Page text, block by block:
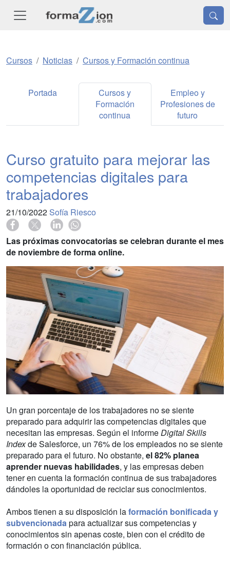
Cursos Noticias Cursos y Formación continua
Portada
Cursos y
Formación
continua
Empleo y
Profesiones de
futuro
Curso gratuito para mejorar las
competencias digitales para
trabajadores
21/10/2022 Sofía Riesco
Las próximas convocatorias se celebran durante el mes
de noviembre de forma online.
Un gran porcentaje de los trabajadores no se siente
preparado para adquirir las competencias digitales que
necesitan las empresas. Según el informe Digital Skills
Indexde Salesforce, un 76% de los empleados no se siente
preparado para el futuro. No obstante, el 82% planea
aprender nuevas habilidades, y las empresas deben
tener en cuenta la formación continua de sus trabajadores
dándoles la oportunidad de reciclar sus conocimientos.
Ambos tienen a su disposición laformación bonificada y
subvencionada para actualizar sus competencias y
conocimientos sin apenas coste, bien con el crédito de
formación o con financiación pública.